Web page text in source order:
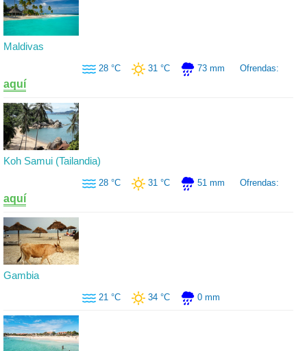
Maldivas
28 °C 31 °C 73 mm Ofrendas:
aquí
Koh Samui (Tailandia)
28 °C 31 °C 51 mm Ofrendas:
aquí
Gambia
21 °C 34 °C 0 mm